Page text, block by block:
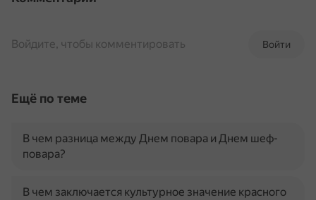
Войти
Войдите, чтобы комментировать
Ещё по теме
В чем разница между Днем повара и Днем шеф-
повара?
В чем заключается культурное значение красного